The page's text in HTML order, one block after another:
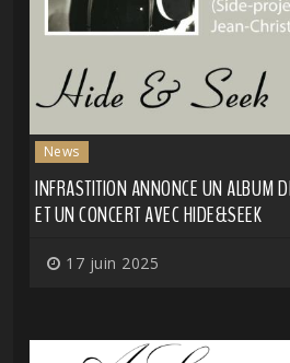
News
INFRASTITION ANNONCE UN ALBUM
ET UN CONCERT AVEC HIDE&SEEK
17 juin 2025